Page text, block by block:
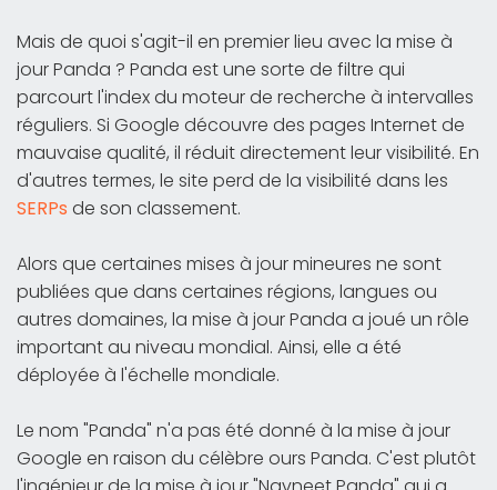
Mais de quoi s'agit-il en premier lieu avec la mise à
jour Panda ? Panda est une sorte de filtre qui
parcourt l'index du moteur de recherche à intervalles
réguliers. Si Google découvre des pages Internet de
mauvaise qualité, il réduit directement leur visibilité. En
d'autres termes, le site perd de la visibilité dans les
SERPs de son classement.
Alors que certaines mises à jour mineures ne sont
publiées que dans certaines régions, langues ou
autres domaines, la mise à jour Panda a joué un rôle
important au niveau mondial. Ainsi, elle a été
déployée à l'échelle mondiale.
Le nom "Panda" n'a pas été donné à la mise à jour
Google en raison du célèbre ours Panda. C'est plutôt